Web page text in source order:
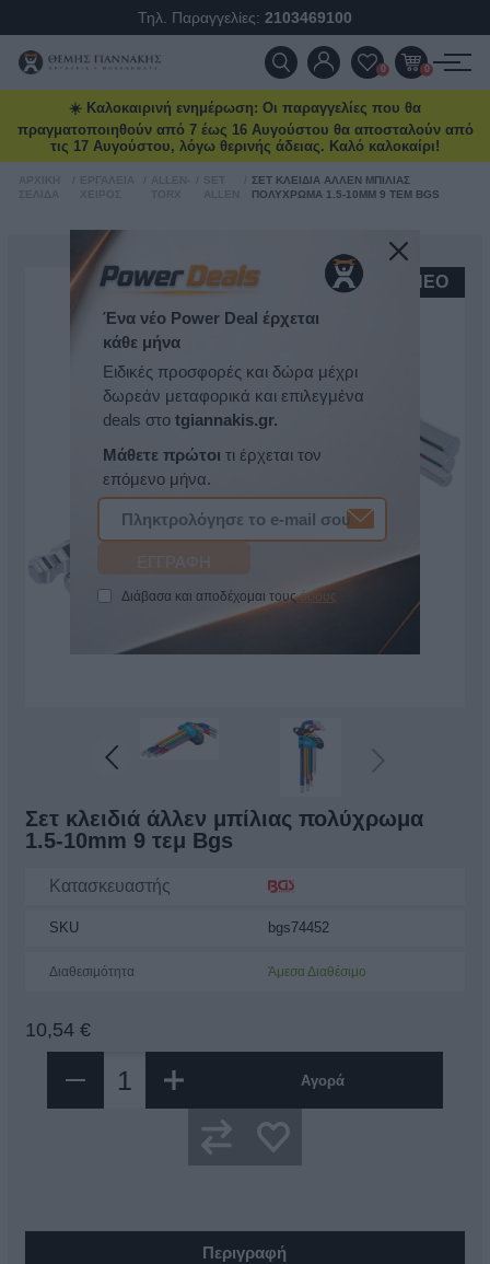
Τηλ. Παραγγελίες: 2103469100
ΠΡΟΪΌΝΤΑ
ΠΡΟΣΦΟΡΈΣ
ΕΠΙΚΟΙΝΩΝΊΑ
ΝΈΑ & ΆΡΘΡΑ
0 0
☀️ Καλοκαιρινή ενημέρωση: Οι παραγγελίες που θα
πραγματοποιηθούν από 7 έως 16 Αυγούστου θα αποσταλούν από
τις 17 Αυγούστου, λόγω θερινής άδειας. Καλό καλοκαίρι!
ΣΕΤ ΚΛΕΙΔΙΆ ΆΛΛΕΝ ΜΠΊΛΙΑΣ
ΠΟΛΎΧΡΩΜΑ 1.5-10MM 9 ΤΕΜ BGS
NEO
Σετ κλειδιά άλλεν μπίλιας πολύχρωμα
1.5-10mm 9 τεμ Bgs
Κατασκευαστής
SKU bgs74452
Διαθεσιμότητα Άμεσα Διαθέσιμο
10,54 €
Αγορά
Περιγραφή
Ένα νέο Power Deal έρχεται
κάθε μήνα
Ειδικές προσφορές και δώρα μέχρι
δωρεάν μεταφορικά και επιλεγμένα
deals στο tgiannakis.gr.
Μάθετε πρώτοι τι έρχεται τον
επόμενο μήνα.
Διάβασα και αποδέχομαι τουςόρους